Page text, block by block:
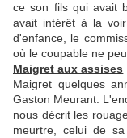
ce son fils qui avait
avait intérêt à la
d'enfance, le
où le coupable ne
Maigret aux assises
Maigret quelques
Gaston Meurant.
nous décrit les
meurtre, celui de